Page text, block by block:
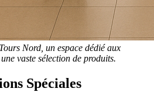
Nord, un espace dédié aux
vaste sélection de produits.
Spéciales